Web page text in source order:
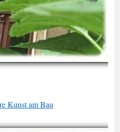
Kunst am Bau